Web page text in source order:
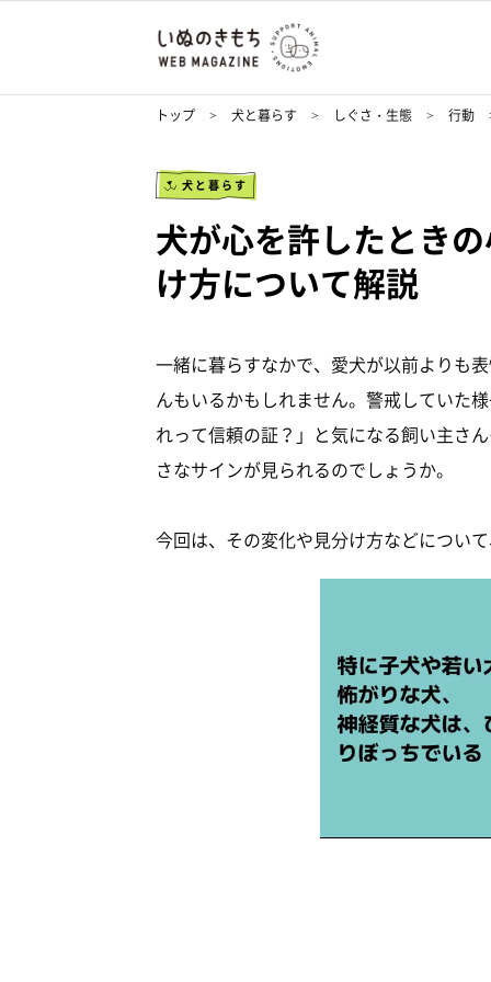
トップ 犬と暮らす しぐさ・生態 行動
犬と暮らす
犬が心を許したとき
け方について解説
一緒に暮らすなかで、愛犬が以前よりも
んもいるかもしれません。警戒していた
れって信頼の証？」と気になる飼い主さ
さなサインが見られるのでしょうか。
今回は、その変化や見分け方などについ